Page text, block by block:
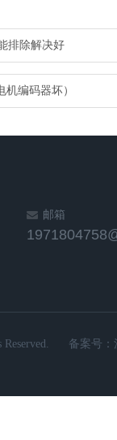
排除解决好
机编码器坏）
邮箱
备案号：